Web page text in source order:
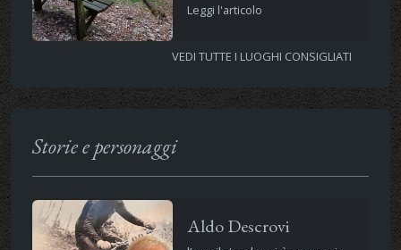
Leggi l'articolo
VEDI TUTTE I LUOGHI CONSIGLIATI
Storie e personaggi
Aldo Descrovi